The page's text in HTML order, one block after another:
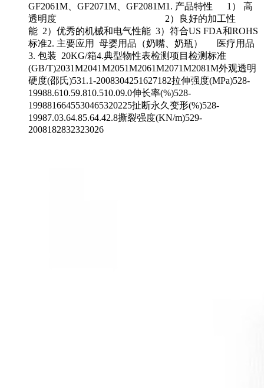
GF2061M、GF2071M、GF2081M1. 产品特性 1） 高
透明度 2）良好的加工性
能 2）优秀的机械和电气性能 3）符合US FDA和ROHS
标准2. 主要应用 母婴用品（奶嘴、奶瓶） 医疗用品
3. 包装 20KG/箱4.典型物性表检测项目检测标准
(GB/T)2031M2041M2051M2061M2071M2081M外观透明
硬度(邵氏)531.1-2008304251627182拉伸强度(MPa)528-
19988.610.59.810.510.09.0伸长率(%)528-
1998816645530465320225扯断永久变形(%)528-
19987.03.64.85.64.42.8撕裂强度(KN/m)529-
2008182832323026